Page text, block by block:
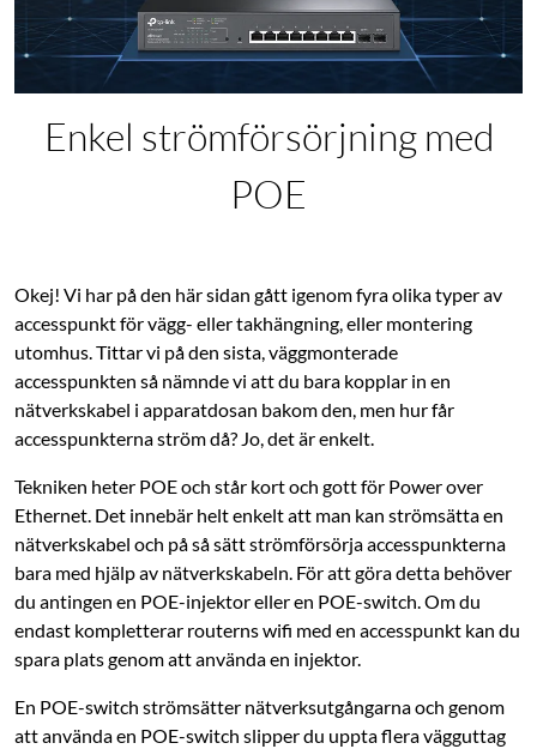
Enkel strömförsörjning med
POE
Okej! Vi har på den här sidan gått igenom fyra olika typer av
accesspunkt för vägg- eller takhängning, eller montering
utomhus. Tittar vi på den sista, väggmonterade
accesspunkten så nämnde vi att du bara kopplar in en
nätverkskabel i apparatdosan bakom den, men hur får
accesspunkterna ström då? Jo, det är enkelt.
Tekniken heter POE och står kort och gott för Power over
Ethernet. Det innebär helt enkelt att man kan strömsätta en
nätverkskabel och på så sätt strömförsörja accesspunkterna
bara med hjälp av nätverkskabeln. För att göra detta behöver
du antingen en POE-injektor eller en POE-switch. Om du
endast kompletterar routerns wifi med en accesspunkt kan du
spara plats genom att använda en injektor.
En POE-switch strömsätter nätverksutgångarna och genom
att använda en POE-switch slipper du uppta flera vägguttag